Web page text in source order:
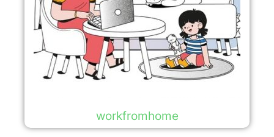
workfromhome